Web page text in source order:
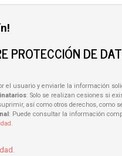
PROTECCIÓN DE
el usuario y enviarle la información
: Solo se realizan cesiones si
así como otros derechos, como
: Puede consultar la información